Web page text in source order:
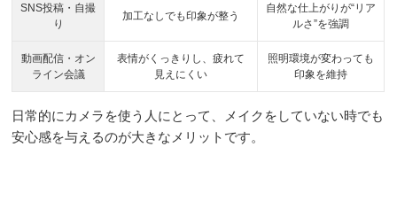
SNS投稿・自撮
り
加工なしでも印象が整う
自然な仕上がりが“リア
ルさ”を強調
動画配信・オン
ライン会議
表情がくっきりし、疲れて
見えにくい
照明環境が変わっても
印象を維持
日常的にカメラを使う人にとって、メイクをしていない時でも
安心感を与えるのが大きなメリットです。